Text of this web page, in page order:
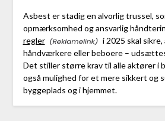
Asbest er stadig en alvorlig trussel,
opmærksomhed og ansvarlig
regler
i 2025 skal
håndværkere eller beboere –
Det stiller større krav til alle aktører i
også mulighed for et mere sikkert og
byggeplads og i hjemmet.